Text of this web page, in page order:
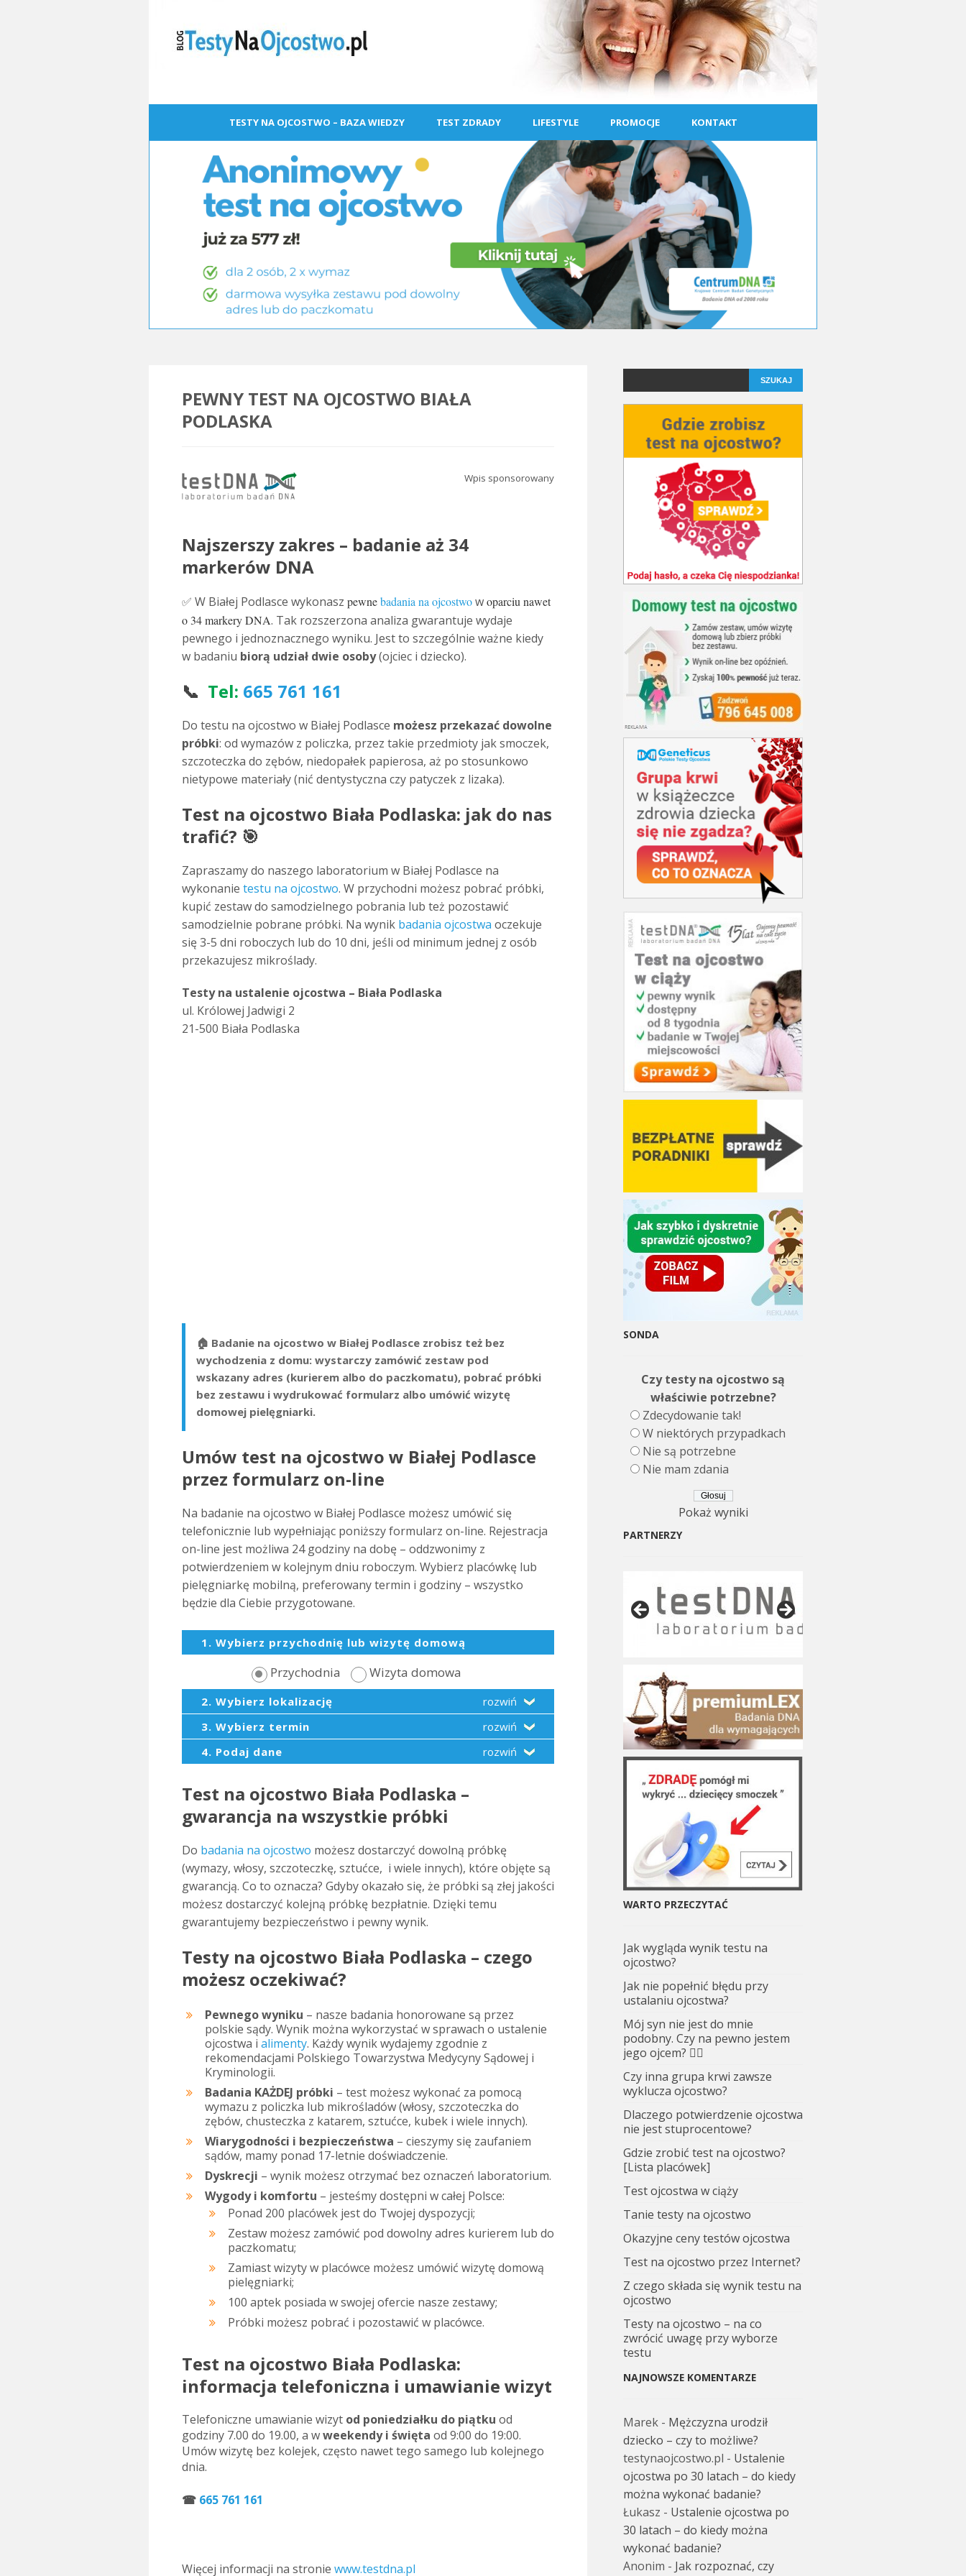
TESTY NA OJCOSTWO – BAZA WIEDZY TEST ZDRADY LIFESTYLE PROMOCJE KONTAKT
PEWNY TEST NA OJCOSTWO BIAŁA
PODLASKA
Wpis sponsorowany
Najszerszy zakres – badanie aż 34
markerów DNA
✅ W Białej Podlasce wykonasz pewnebadania na ojcostwowoparciu nawet
o 34 markery DNA. Tak rozszerzona analiza gwarantuje wydaje
pewnego i jednoznacznego wyniku. Jest to szczególnie ważne kiedy
w badaniu biorą udział dwie osoby(ojciec i dziecko).
📞 Tel: 665 761 161
Do testu na ojcostwo w Białej Podlasce możesz przekazać dowolne
próbki: od wymazów z policzka, przez takie przedmioty jak smoczek,
szczoteczka do zębów, niedopałek papierosa, aż po stosunkowo
nietypowe materiały (nić dentystyczna czy patyczek z lizaka).
Test na ojcostwo Biała Podlaska: jak do nas
trafić? 🎯
Zapraszamy do naszego laboratorium w Białej Podlasce na
wykonanie testu na ojcostwo. W przychodni możesz pobrać próbki,
kupić zestaw do samodzielnego pobrania lub też pozostawić
samodzielnie pobrane próbki. Na wynik badania ojcostwa oczekuje
się 3-5 dni roboczych lub do 10 dni, jeśli od minimum jednej z osób
przekazujesz mikroślady.
Testy na ustalenie ojcostwa – Biała Podlaska
ul. Królowej Jadwigi 2
21-500 Biała Podlaska
🏠 Badanie na ojcostwo w Białej Podlasce zrobisz też bez
wychodzenia z domu: wystarczy zamówić zestaw pod
wskazany adres (kurierem albo do paczkomatu), pobrać próbki
bez zestawu i wydrukować formularz albo umówić wizytę
domowej pielęgniarki.
Umów test na ojcostwo w Białej Podlasce
przez formularz on-line
Na badanie na ojcostwo w Białej Podlasce możesz umówić się
telefonicznie lub wypełniając poniższy formularz on-line. Rejestracja
on-line jest możliwa 24 godziny na dobę – oddzwonimy z
potwierdzeniem w kolejnym dniu roboczym. Wybierz placówkę lub
pielęgniarkę mobilną, preferowany termin i godziny – wszystko
będzie dla Ciebie przygotowane.
1. Wybierz przychodnię lub wizytę domową
Przychodnia Wizyta domowa
2. Wybierz lokalizację
rozwiń
3. Wybierz termin
rozwiń
4. Podaj dane
rozwiń
Test na ojcostwo Biała Podlaska –
gwarancja na wszystkie próbki
Do badania na ojcostwo możesz dostarczyć dowolną próbkę
(wymazy, włosy, szczoteczkę, sztućce, i wiele innych), które objęte są
gwarancją. Co to oznacza? Gdyby okazało się, że próbki są złej jakości
możesz dostarczyć kolejną próbkę bezpłatnie. Dzięki temu
gwarantujemy bezpieczeństwo i pewny wynik.
Testy na ojcostwo Biała Podlaska – czego
możesz oczekiwać?
Pewnego wyniku – nasze badania honorowane są przez
polskie sądy. Wynik można wykorzystać w sprawach o ustalenie
ojcostwa i alimenty. Każdy wynik wydajemy zgodnie z
rekomendacjami Polskiego Towarzystwa Medycyny Sądowej i
Kryminologii.
Badania KAŻDEJ próbki – test możesz wykonać za pomocą
wymazu z policzka lub mikrośladów (włosy, szczoteczka do
zębów, chusteczka z katarem, sztućce, kubek i wiele innych).
Wiarygodności i bezpieczeństwa – cieszymy się zaufaniem
sądów, mamy ponad 17-letnie doświadczenie.
Dyskrecji – wynik możesz otrzymać bez oznaczeń laboratorium.
Wygody i komfortu – jesteśmy dostępni w całej Polsce:
Ponad 200 placówek jest do Twojej dyspozycji;
Zestaw możesz zamówić pod dowolny adres kurierem lub do
paczkomatu;
Zamiast wizyty w placówce możesz umówić wizytę domową
pielęgniarki;
100 aptek posiada w swojej ofercie nasze zestawy;
Próbki możesz pobrać i pozostawić w placówce.
Test na ojcostwo Biała Podlaska:
informacja telefoniczna i umawianie wizyt
Telefoniczne umawianie wizytod poniedziałku do piątku od
godziny 7.00 do 19.00, a wweekendy i święta od 9:00 do 19:00.
Umów wizytę bez kolejek, często nawet tego samego lub kolejnego
dnia.
☎ 665 761 161
Więcej informacji na stronie www.testdna.pl
SONDA
Czy testy na ojcostwo są
właściwie potrzebne?
Zdecydowanie tak!
W niektórych przypadkach
Nie są potrzebne
Nie mam zdania
Pokaż wyniki
PARTNERZY
WARTO PRZECZYTAĆ
Jak wygląda wynik testu na
ojcostwo?
Jak nie popełnić błędu przy
ustalaniu ojcostwa?
Mój syn nie jest do mnie
podobny. Czy na pewno jestem
jego ojcem? 🤷‍♂️
Czy inna grupa krwi zawsze
wyklucza ojcostwo?
Dlaczego potwierdzenie ojcostwa
nie jest stuprocentowe?
Gdzie zrobić test na ojcostwo?
[Lista placówek]
Test ojcostwa w ciąży
Tanie testy na ojcostwo
Okazyjne ceny testów ojcostwa
Test na ojcostwo przez Internet?
Z czego składa się wynik testu na
ojcostwo
Testy na ojcostwo – na co
zwrócić uwagę przy wyborze
testu
NAJNOWSZE KOMENTARZE
Marek - Mężczyzna urodził
dziecko – czy to możliwe?
testynaojcostwo.pl - Ustalenie
ojcostwa po 30 latach – do kiedy
można wykonać badanie?
Łukasz - Ustalenie ojcostwa po
30 latach – do kiedy można
wykonać badanie?
Anonim - Jak rozpoznać, czy